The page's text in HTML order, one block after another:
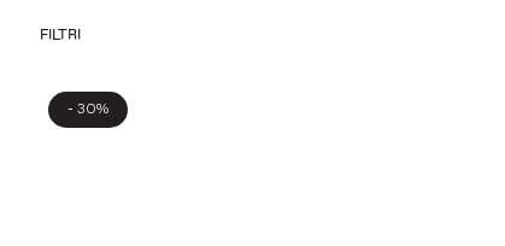
FILTRI
- 30%